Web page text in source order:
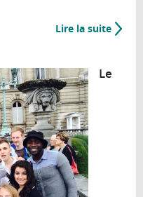
Lire la suite de
Le